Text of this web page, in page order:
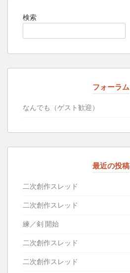
検索
フォーラム
なんでも（ゲスト歓迎）
最近の投稿
二次創作スレッド
二次創作スレッド
練／剣 開始
二次創作スレッド
二次創作スレッド